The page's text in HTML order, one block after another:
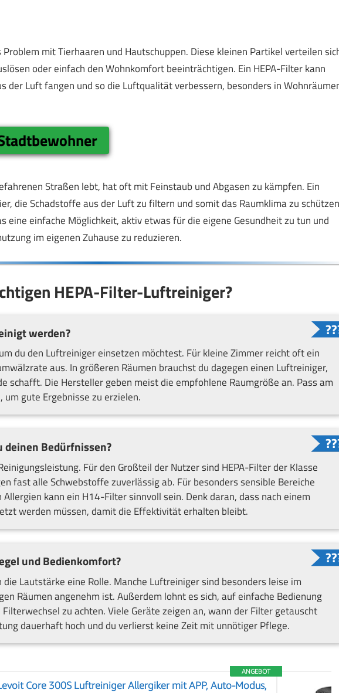
mit Tierhaaren und Hautschuppen. Diese kleinen Partikel verteilen
oder einfach den Wohnkomfort beeinträchtigen. Ein HEPA-Filter kann
der Luft fangen und so die Luftqualität verbessern, besonders in
Straßen lebt, hat oft mit Feinstaub und Abgasen zu kämpfen. Ein
die Schadstoffe aus der Luft zu filtern und somit das Raumklima zu
eine einfache Möglichkeit, aktiv etwas für die eigene Gesundheit zu tun und
im eigenen Zuhause zu reduzieren.
HEPA-Filter-Luftreiniger?
werden?
du den Luftreiniger einsetzen möchtest. Für kleine Zimmer reicht oft ein
aus. In größeren Räumen brauchst du dagegen einen Luftreiniger,
schafft. Die Hersteller geben meist die empfohlene Raumgröße an. Pass am
gute Ergebnisse zu erzielen.
deinen Bedürfnissen?
Für den Großteil der Nutzer sind HEPA-Filter der Klasse
fast alle Schwebstoffe zuverlässig ab. Für besonders sensible Bereiche
kann ein H14-Filter sinnvoll sein. Denk daran, dass nach einem
werden müssen, damit die Effektivität erhalten bleibt.
und Bedienkomfort?
Lautstärke eine Rolle. Manche Luftreiniger sind besonders leise im
Räumen angenehm ist. Außerdem lohnt es sich, auf einfache Bedienung
zu achten. Viele Geräte zeigen an, wann der Filter getauscht
dauerhaft hoch und du verlierst keine Zeit mit unnötiger Pflege.
ANGEBOT
Core 300S Luftreiniger Allergiker mit APP, Auto-Modus,